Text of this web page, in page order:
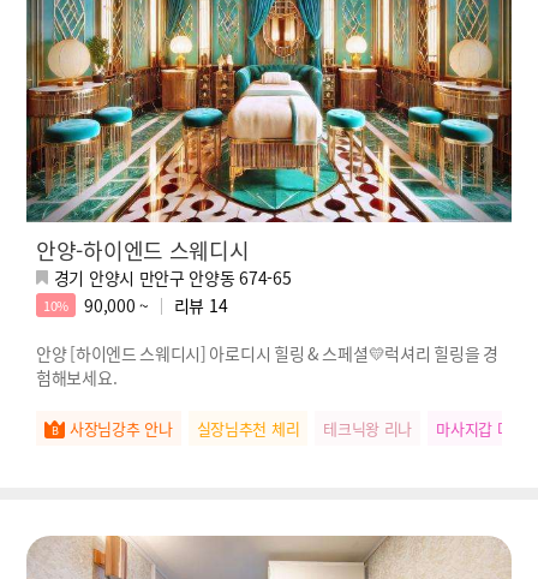
안양-하이엔드 스웨디시
경기 안양시 만안구 안양동 674-65
10% 90,000 ~ 리뷰 14
안양 [하이엔드 스웨디시] 아로디시 힐링 & 스페셜💛럭셔리 힐링을 경
험해보세요.
사장님강추 안나 실장님추천 체리 테크닉왕 리나 마사지갑 다정